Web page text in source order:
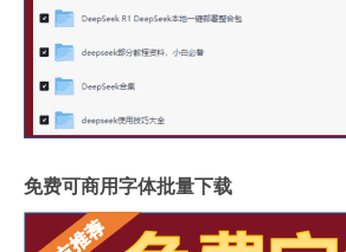
免费可商用字体批量下载